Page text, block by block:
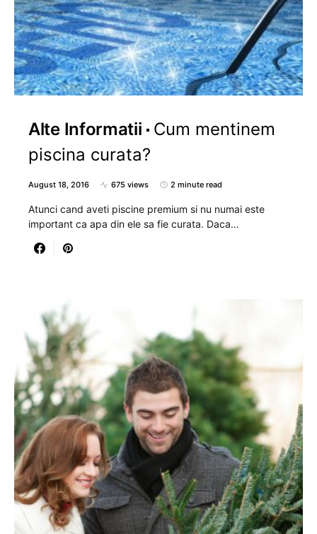
Alte Informatii
Cum mentinem
piscina curata?
August 18, 2016 675 views 2 minute read
Atunci cand aveti piscine premium si nu numai este
important ca apa din ele sa fie curata. Daca…